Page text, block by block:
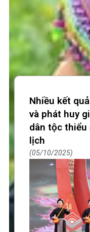
Nhiều kết
và phát huy
dân tộc thiểu
lịch
05/10/2025